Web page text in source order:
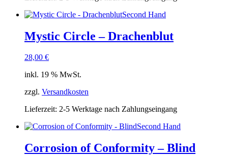
Second Hand
Mystic Circle – Drachenblut
28,00 €
inkl. 19 % MwSt.
zzgl. Versandkosten
Lieferzeit: 2-5 Werktage nach Zahlungseingang
Second Hand
Corrosion of Conformity – Blind